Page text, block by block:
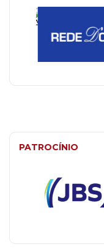
PATROCÍNIO